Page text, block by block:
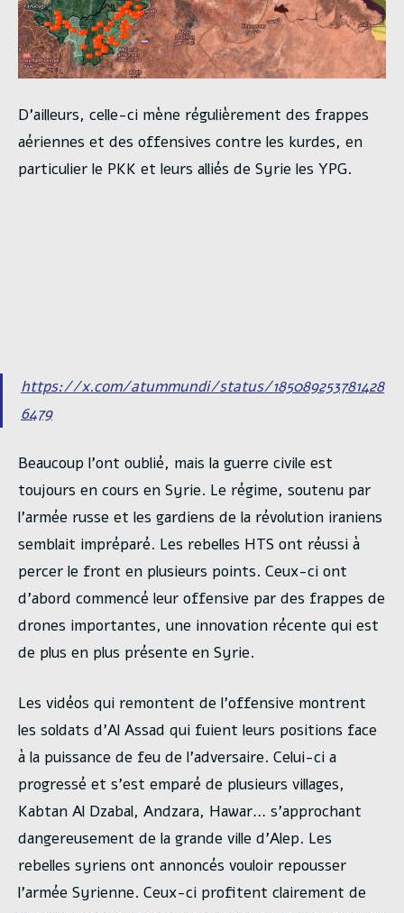
D’ailleurs, celle-ci mène régulièrement des frappes
aériennes et des offensives contre les kurdes, en
particulier le PKK et leurs alliés de Syrie les YPG.
https://x.com/atummundi/status/185089253781428
6479
Beaucoup l’ont oublié, mais la guerre civile est
toujours en cours en Syrie. Le régime, soutenu par
l’armée russe et les gardiens de la révolution iraniens
semblait impréparé. Les rebelles HTS ont réussi à
percer le front en plusieurs points. Ceux-ci ont
d’abord commencé leur offensive par des frappes de
drones importantes, une innovation récente qui est
de plus en plus présente en Syrie.
Les vidéos qui remontent de l’offensive montrent
les soldats d’Al Assad qui fuient leurs positions face
à la puissance de feu de l’adversaire. Celui-ci a
progressé et s’est emparé de plusieurs villages,
Kabtan Al Dzabal, Andzara, Hawar… s’approchant
dangereusement de la grande ville d’Alep. Les
rebelles syriens ont annoncés vouloir repousser
l’armée Syrienne. Ceux-ci profitent clairement de